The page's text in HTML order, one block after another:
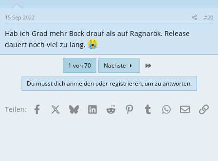
15 Sep 2022 #20
Hab ich Grad mehr Bock drauf als auf Ragnarök. Release
dauert noch viel zu lang.
1 von 70 Nächste
Du musst dich anmelden oder registrieren, um zu antworten.
Teilen: Facebook BlueskyLinkedInReddit PinterestTumblrWhatsApp
E-Mail